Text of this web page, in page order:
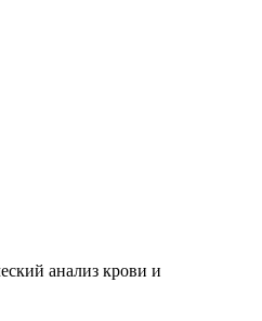
анализ крови и